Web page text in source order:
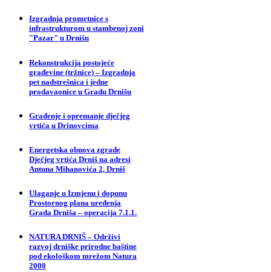
Izgradnja prometnice s
infrastrukturom u stambenoj zoni
"Pazar" u Drnišu
Rekonstrukcija postojeće
građevine (tržnice) – Izgradnja
pet nadstrešnica i jedne
prodavaonice u Gradu Drnišu
Građenje i opremanje dječjeg
vrtića u Drinovcima
Energetska obnova zgrade
Dječjeg vrtića Drniš na adresi
Antuna Mihanovića 2, Drniš
Ulaganje u Izmjenu i dopunu
Prostornog plana uređenja
Grada Drniša – operacija 7.1.1.
NATURA DRNIŠ – Održivi
razvoj drniške prirodne baštine
pod ekološkom mrežom Natura
2000